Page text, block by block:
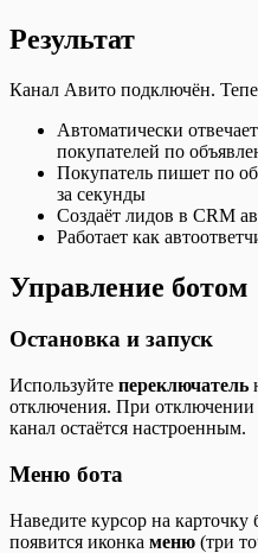
Результат
Канал Авито подключён.
Автоматически
покупателей по
Покупатель пишет по
за секунды
Создаёт лидов в CRM
Работает как
Управление ботом
Остановка и запуск
Используйте переключатель
отключения. При отключении
канал остаётся настроенным.
Меню бота
Наведите курсор на
появится иконка меню (три